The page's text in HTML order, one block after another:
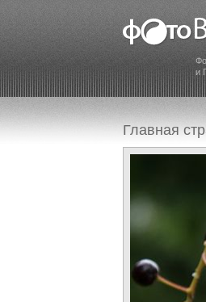
и
Главная